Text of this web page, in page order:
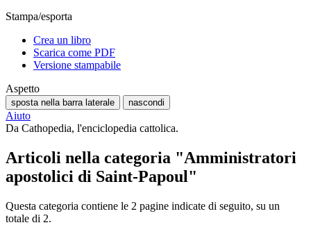
Stampa/esporta
Crea un libro
Scarica come PDF
Versione stampabile
Aspetto
sposta nella barra laterale nascondi
Aiuto
Da Cathopedia, l'enciclopedia cattolica.
Articoli nella categoria "Amministratori
apostolici di Saint-Papoul"
Questa categoria contiene le 2 pagine indicate di seguito, su un
totale di 2.